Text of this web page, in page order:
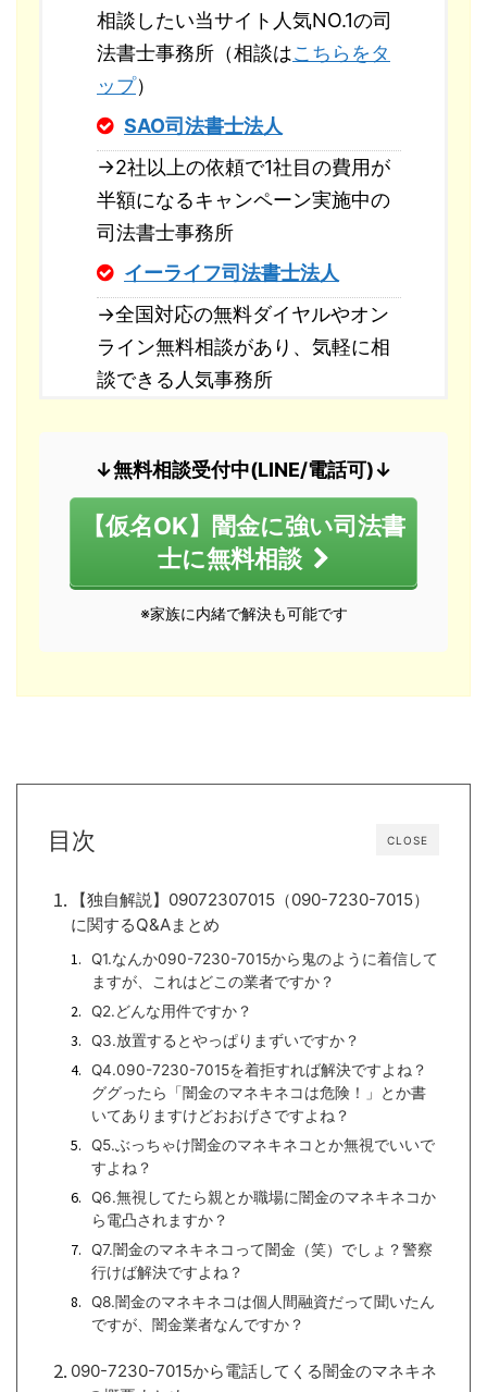
相談したい当サイト人気NO.1の司
法書士事務所（相談はこちらをタ
ップ）
SAO司法書士法人
→2社以上の依頼で1社目の費用が
半額になるキャンペーン実施中の
司法書士事務所
イーライフ司法書士法人
→全国対応の無料ダイヤルやオン
ライン無料相談があり、気軽に相
談できる人気事務所
↓無料相談受付中(LINE/電話可)↓
【仮名OK】闇金に強い司法書
士に無料相談
※家族に内緒で解決も可能です
CLOSE
目次
【独自解説】09072307015（090-7230-7015）
に関するQ&Aまとめ
Q1.なんか090-7230-7015から鬼のように着信して
ますが、これはどこの業者ですか？
Q2.どんな用件ですか？
Q3.放置するとやっぱりまずいですか？
Q4.090-7230-7015を着拒すれば解決ですよね？
ググったら「闇金のマネキネコは危険！」とか書
いてありますけどおおげさですよね？
Q5.ぶっちゃけ闇金のマネキネコとか無視でいいで
すよね？
Q6.無視してたら親とか職場に闇金のマネキネコか
ら電凸されますか？
Q7.闇金のマネキネコって闇金（笑）でしょ？警察
行けば解決ですよね？
Q8.闇金のマネキネコは個人間融資だって聞いたん
ですが、闇金業者なんですか？
090-7230-7015から電話してくる闇金のマネキネ